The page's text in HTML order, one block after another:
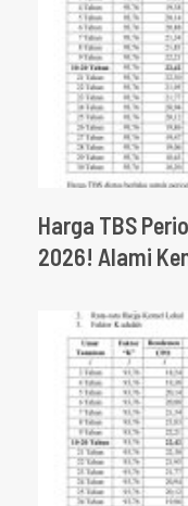
Harga TBS
2026! Alami